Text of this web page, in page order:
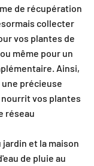
de récupération
collecter
vos plantes de
ou même pour un
Ainsi,
précieuse
vos plantes
réseau
et la maison
de pluie au